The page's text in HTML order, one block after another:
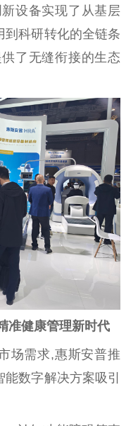
设备实现了从基层
到科研转化的全链条
了无缝衔接的生态
准健康管理新时代‌
场需求,惠斯安普推
数字解决方案吸引